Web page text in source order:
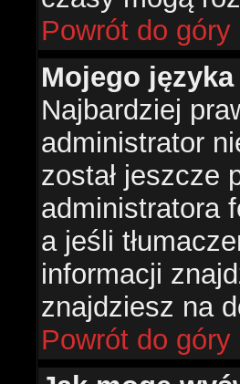
Powrót do góry
Mojego
Najbardziej
administrator
został jeszcze
administratora
a jeśli
informacji
znajdziesz na
Powrót do góry